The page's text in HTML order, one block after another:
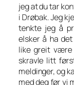
jeg at du tar
i Drøbak. Jeg
tenkte jeg å
elsker å ha
like greit være
skravle litt
meldinger, og
med deg før vi